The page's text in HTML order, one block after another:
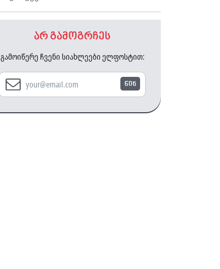
არ გამოგრჩეს
გამოიწერე ჩვენი სიახლეები ელფოსტით:
წინ